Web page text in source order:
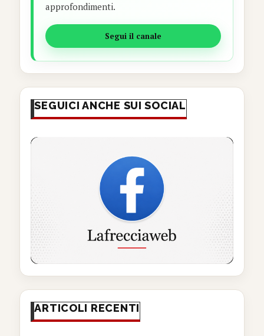
approfondimenti.
Segui il canale
SEGUICI ANCHE SUI SOCIAL
ARTICOLI RECENTI